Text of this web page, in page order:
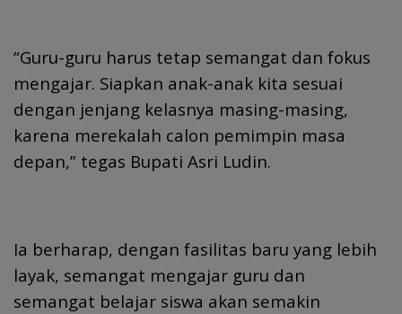
“Guru-guru harus tetap semangat dan fokus
mengajar. Siapkan anak-anak kita sesuai
dengan jenjang kelasnya masing-masing,
karena merekalah calon pemimpin masa
depan,” tegas Bupati Asri Ludin.
Ia berharap, dengan fasilitas baru yang lebih
layak, semangat mengajar guru dan
semangat belajar siswa akan semakin